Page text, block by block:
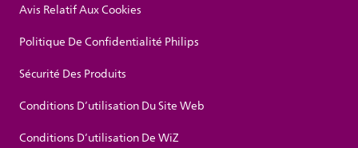
Avis Relatif Aux Cookies
Politique De Confidentialité Philips
Sécurité Des Produits
Conditions D’utilisation Du Site Web
Conditions D’utilisation De WiZ